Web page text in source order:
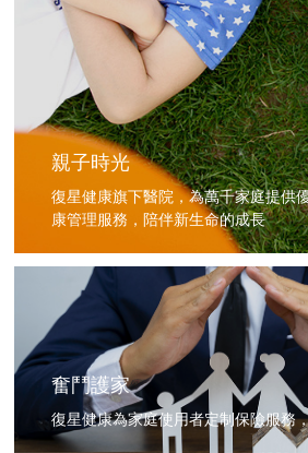
親子時光
復星健康旗下醫院，為萬千家庭提供
康管理服務，陪伴新生命的成長
奮鬥護家
復星健康為家庭使用者定制保險服務